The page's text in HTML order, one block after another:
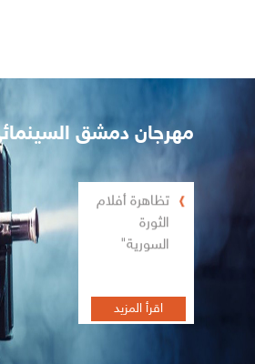
مهرجان دمشق السينمائي
تظاهرة أفلام
الثورة
السورية"
اقرأ المزيد